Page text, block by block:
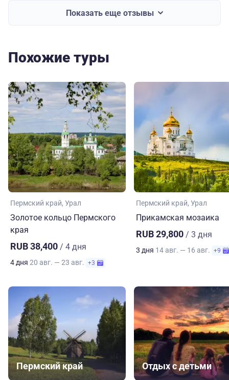
Показать еще отзывы
Похожие туры
Пермский край Урал
Золотое кольцо Пермского
края
RUB 38,400 / 4 дня
4 дня 20 авг. — 23 авг. +3
Пермский край Урал
Прикамская мозаика
RUB 29,800 / 3 дня
3 дня 14 авг. — 16 авг. +9
Пермский край Отдых с детьми